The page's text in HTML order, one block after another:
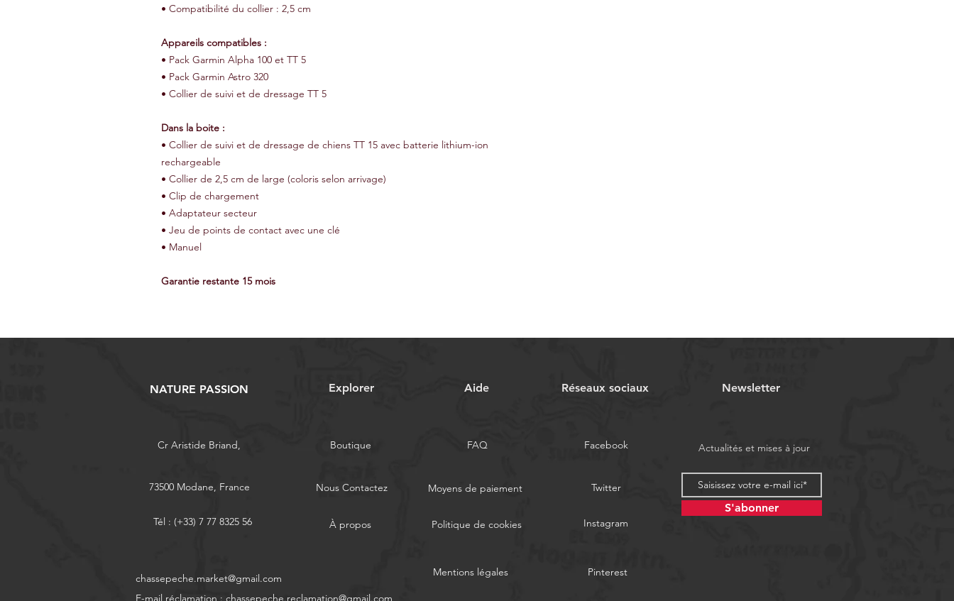
• Compatibilité du collier : 2,5 cm
Appareils compatibles :
• Pack Garmin Alpha 100 et TT 5
• Pack Garmin Astro 320
• Collier de suivi et de dressage TT 5
Dans la boite :
• Collier de suivi et de dressage de chiens TT 15 avec batterie lithium-ion
rechargeable
• Collier de 2,5 cm de large (coloris selon arrivage)
• Clip de chargement
• Adaptateur secteur
• Jeu de points de contact avec une clé
• Manuel
Garantie restante 15 mois
NATURE PASSION Explorer Aide Réseaux sociaux Newsletter
Cr Aristide Briand,
73500 Modane, France
Tél : (+33) 7 77 8325 56
Boutique FAQ
Nous Contactez Moyens de paiement
À propos Politique de cookies
Facebook
Twitter
Instagram
Actualités et mises à jour
S'abonner
chassepeche.market@gmail.com
E-mail réclamation : chassepeche.reclamation@gmail.com
Mentions légales Pinterest